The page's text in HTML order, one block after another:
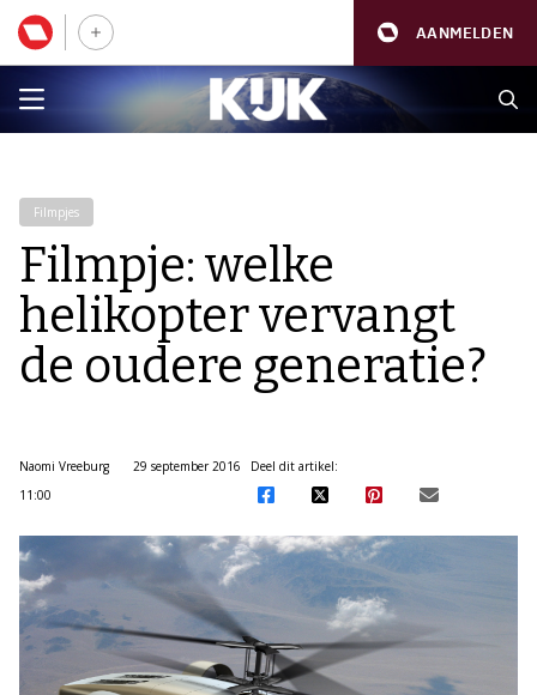
AANMELDEN
Filmpjes
Filmpje: welke
helikopter vervangt
de oudere generatie?
Naomi Vreeburg
29 september 2016
11:00
Deel dit artikel: